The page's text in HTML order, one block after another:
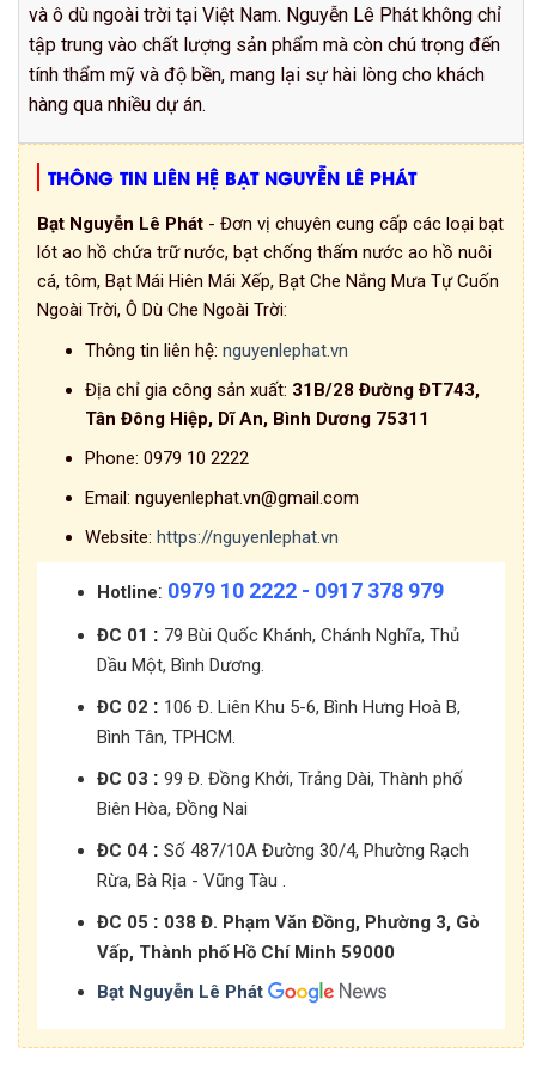
và ô dù ngoài trời tại Việt Nam. Nguyễn Lê Phát không chỉ
tập trung vào chất lượng sản phẩm mà còn chú trọng đến
tính thẩm mỹ và độ bền, mang lại sự hài lòng cho khách
hàng qua nhiều dự án.
THÔNG TIN LIÊN HỆ BẠT NGUYỄN LÊ PHÁT
Bạt Nguyễn Lê Phát - Đơn vị chuyên cung cấp các loại bạt
lót ao hồ chứa trữ nước, bạt chống thấm nước ao hồ nuôi
cá, tôm, Bạt Mái Hiên Mái Xếp, Bạt Che Nắng Mưa Tự Cuốn
Ngoài Trời, Ô Dù Che Ngoài Trời:
Thông tin liên hệ: nguyenlephat.vn
Địa chỉ gia công sản xuất: 31B/28 Đường ĐT743,
Tân Đông Hiệp, Dĩ An, Bình Dương 75311
Phone: 0979 10 2222
Email: nguyenlephat.vn@gmail.com
Website: https://nguyenlephat.vn
Hotline: 0979 10 2222 - 0917 378 979
ĐC 01 : 79 Bùi Quốc Khánh, Chánh Nghĩa, Thủ
Dầu Một, Bình Dương.
ĐC 02 : 106 Đ. Liên Khu 5-6, Bình Hưng Hoà B,
Bình Tân, TPHCM.
ĐC 03 : 99 Đ. Đồng Khởi, Trảng Dài, Thành phố
Biên Hòa, Đồng Nai
ĐC 04 : Số 487/10A Đường 30/4, Phường Rạch
Rừa, Bà Rịa - Vũng Tàu .
ĐC 05 : 038 Đ. Phạm Văn Đồng, Phường 3, Gò
Vấp, Thành phố Hồ Chí Minh 59000
Bạt Nguyễn Lê Phát